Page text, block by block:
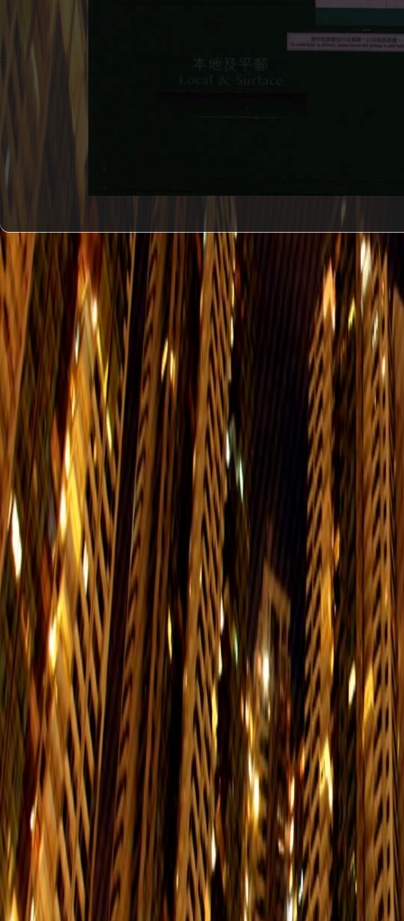
#1
興民街郵政局 辦公時間： 星期一至星期五 9:30-
西灣河興民街50－52號永興閣地下
東區派遞局 查詢電話：25693717
西灣河太安街29號東區法院1樓